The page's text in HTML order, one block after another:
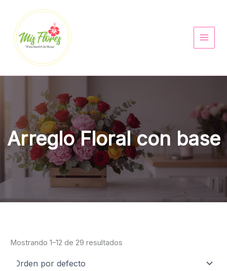
contenido
Arreglo Floral con base
Mostrando 1–12 de 29 resultados